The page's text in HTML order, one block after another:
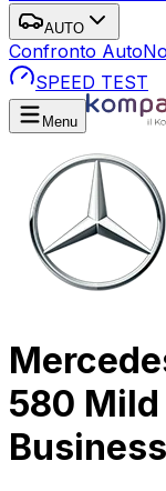
AUTO
Confronto Auto
SPEED TEST
Menu
580